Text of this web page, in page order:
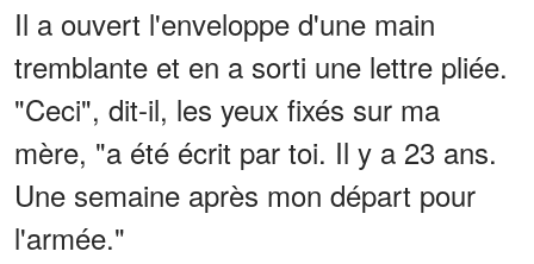
Il a ouvert l'enveloppe d'une main
tremblante et en a sorti une lettre pliée.
"Ceci", dit-il, les yeux fixés sur ma
mère, "a été écrit par toi. Il y a 23 ans.
Une semaine après mon départ pour
l'armée."